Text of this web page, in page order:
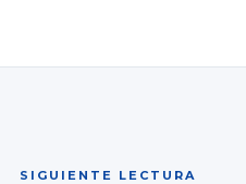
SIGUIENTE LECTURA